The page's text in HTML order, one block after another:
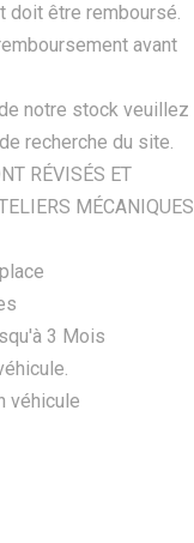
doit être remboursé.
avant
notre stock veuillez
recherche du site.
RÉVISÉS ET
MÉCANIQUES
3 Mois
véhicule